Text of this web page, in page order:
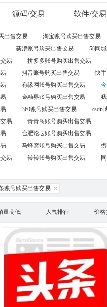
源码/交易 软件/交易
出售交易
淘宝账号购买出售交易
新浪账号购买出售交易
58同
易
拼多多账号购买出售交易
抖音账号购买出售交易
快
有缘网账号购买出售交易
金融界账号购买出售交易
360账号购买出售交易
csdn
易
青青岛账号购买出售交易
合肥论坛账号购买出售交易
马蜂窝账号购买出售交易
易
转转账号购买出售交易
账号购买出售交易
量高低 人气排行 价格